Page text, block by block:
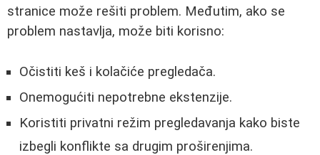
stranice može rešiti problem. Međutim, ako se
problem nastavlja, može biti korisno:
Očistiti keš i kolačiće pregledača.
Onemogućiti nepotrebne ekstenzije.
Koristiti privatni režim pregledavanja kako biste
izbegli konflikte sa drugim proširenjima.